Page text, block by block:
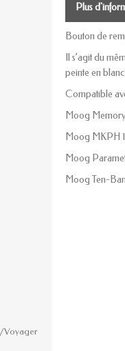
Voyager
Plus
Bouton de
Il s’agit du
peinte en
Compatible
Moog
Moog MKPH
Moog
Moog Ten-